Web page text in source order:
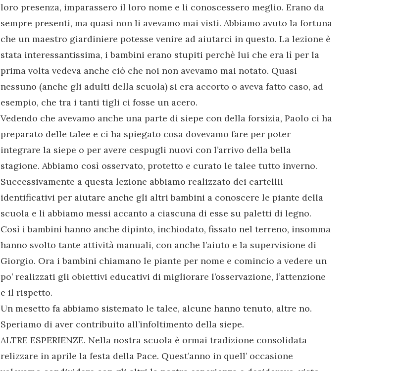
loro presenza, imparassero il loro nome e li conoscessero meglio. Erano da
sempre presenti, ma quasi non li avevamo mai visti. Abbiamo avuto la fortuna
che un maestro giardiniere potesse venire ad aiutarci in questo. La lezione è
stata interessantissima, i bambini erano stupiti perchè lui che era lì per la
prima volta vedeva anche ciò che noi non avevamo mai notato. Quasi
nessuno (anche gli adulti della scuola) si era accorto o aveva fatto caso, ad
esempio, che tra i tanti tigli ci fosse un acero.
Vedendo che avevamo anche una parte di siepe con della forsizia, Paolo ci ha
preparato delle talee e ci ha spiegato cosa dovevamo fare per poter
integrare la siepe o per avere cespugli nuovi con l’arrivo della bella
stagione. Abbiamo così osservato, protetto e curato le talee tutto inverno.
Successivamente a questa lezione abbiamo realizzato dei cartellii
identificativi per aiutare anche gli altri bambini a conoscere le piante della
scuola e li abbiamo messi accanto a ciascuna di esse su paletti di legno.
Così i bambini hanno anche dipinto, inchiodato, fissato nel terreno, insomma
hanno svolto tante attività manuali, con anche l’aiuto e la supervisione di
Giorgio. Ora i bambini chiamano le piante per nome e comincio a vedere un
po’ realizzati gli obiettivi educativi di migliorare l’osservazione, l’attenzione
e il rispetto.
Un mesetto fa abbiamo sistemato le talee, alcune hanno tenuto, altre no.
Speriamo di aver contribuito all’infoltimento della siepe.
ALTRE ESPERIENZE. Nella nostra scuola è ormai tradizione consolidata
relizzare in aprile la festa della Pace. Quest’anno in quell’ occasione